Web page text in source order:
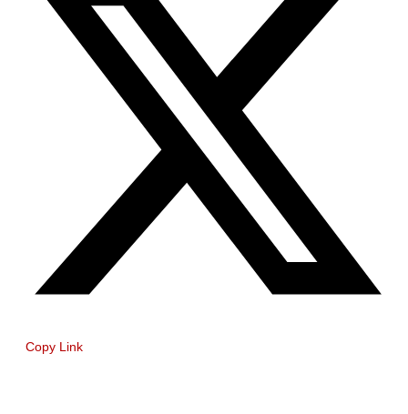
Copy Link